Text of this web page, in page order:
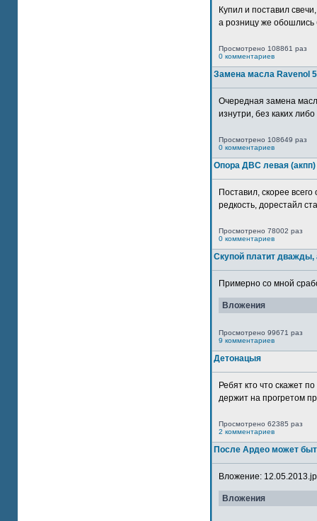
Купил и поставил
а розницу же обошлись
Просмотрено 108861 раз
0 комментариев
Замена масла Ravenol
Очередная замена
изнутри, без каких
Просмотрено 108649 раз
0 комментариев
Опора ДВС левая (акпп)
Поставил, скорее
редкость, дорестайл
Просмотрено 78002 раз
0 комментариев
Скупой платит
Примерно со мной
Вложения
Просмотрено 99671 раз
9 комментариев
Детонацыя
Ребят кто что скажет
держит на прогретом
Просмотрено 62385 раз
2 комментариев
После Ардео может
Вложение:
Вложения